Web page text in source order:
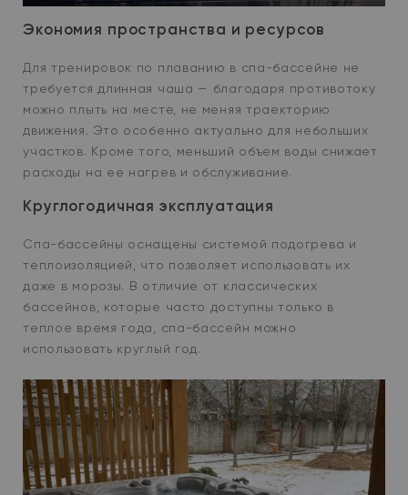
Экономия пространства и ресурсов
Для тренировок по плаванию в спа-бассейне не
требуется длинная чаша — благодаря противотоку
можно плыть на месте, не меняя траекторию
движения. Это особенно актуально для небольших
участков. Кроме того, меньший объем воды снижает
расходы на ее нагрев и обслуживание.
Круглогодичная эксплуатация
Спа-бассейны оснащены системой подогрева и
теплоизоляцией, что позволяет использовать их
даже в морозы. В отличие от классических
бассейнов, которые часто доступны только в
теплое время года, спа-бассейн можно
использовать круглый год.